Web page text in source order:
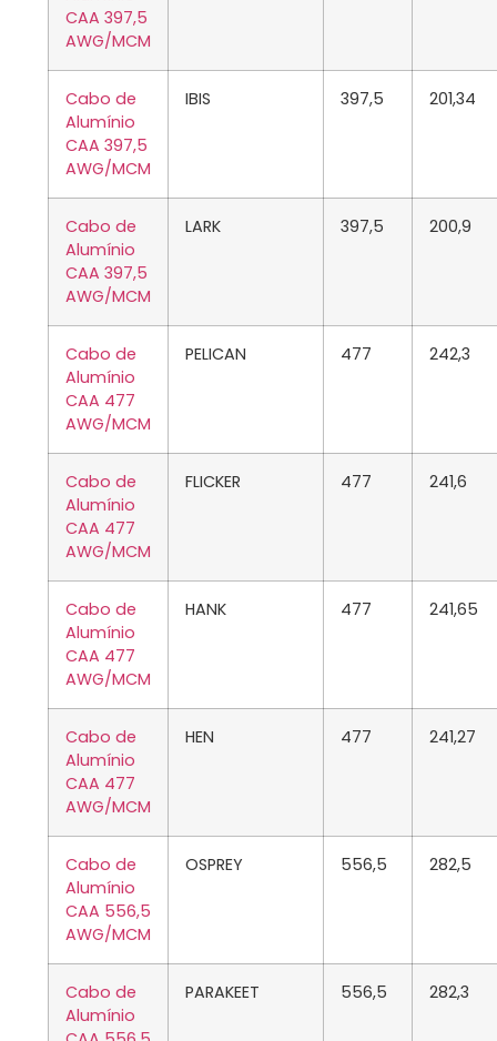
CAA 397,5
AWG/MCM
Cabo de
Alumínio
CAA 397,5
AWG/MCM
IBIS 397,5 201,34
Cabo de
Alumínio
CAA 397,5
AWG/MCM
LARK 397,5 200,9
Cabo de
Alumínio
CAA 477
AWG/MCM
PELICAN 477 242,3
Cabo de
Alumínio
CAA 477
AWG/MCM
FLICKER 477 241,6
Cabo de
Alumínio
CAA 477
AWG/MCM
HANK 477 241,65
Cabo de
Alumínio
CAA 477
AWG/MCM
HEN 477 241,27
Cabo de
Alumínio
CAA 556,5
AWG/MCM
OSPREY 556,5 282,5
Cabo de
Alumínio
PARAKEET 556,5 282,3